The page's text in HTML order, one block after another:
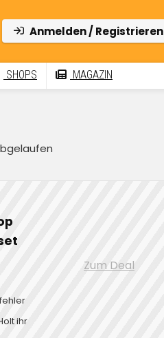
Anmelden / Registrieren
SHOPS MAGAZIN
ihr
Zum Deal